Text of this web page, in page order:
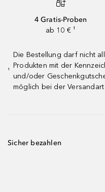
4 Gratis-Proben
ab 10 € ¹
¹
Die Bestellung darf nicht
Produkten mit der
und/oder
möglich bei der
Sicher bezahlen